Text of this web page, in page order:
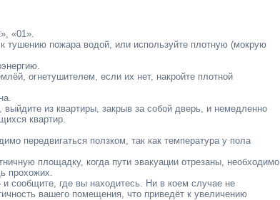
«01».
тушению пожара водой, или используйте плотную (мокрую
огнетушителем, если их нет, накройте плотной
из квартиры, закрыв за собой дверь, и немедленно
квартир.
передвигаться ползком, так как температура у пола
площадку, когда пути эвакуации отрезаны, необходимо
прохожих.
сообщите, где вы находитесь. Ни в коем случае не
вашего помещения, что приведёт к увеличению